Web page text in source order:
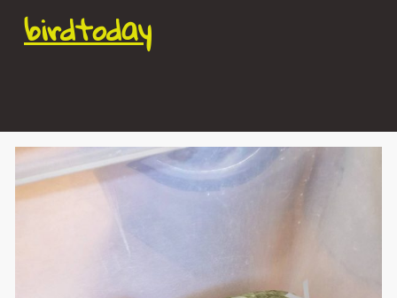
birdtoday